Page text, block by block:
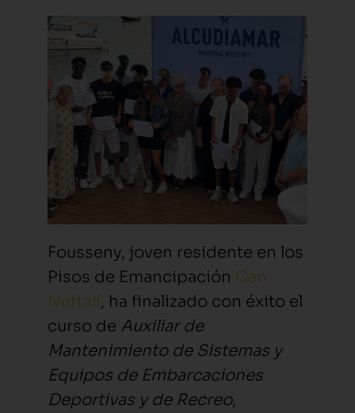
Fousseny, joven residente en los
Pisos de Emancipación Can
Neftalí, ha finalizado con éxito el
curso de Auxiliar de
Mantenimiento de Sistemas y
Equipos de Embarcaciones
Deportivas y de Recreo,